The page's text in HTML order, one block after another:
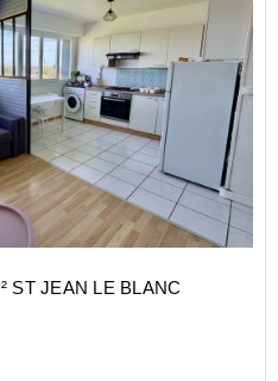
ST JEAN LE BLANC